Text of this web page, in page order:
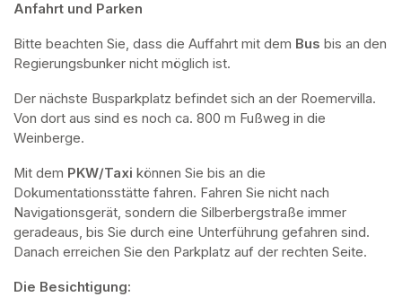
Anfahrt und Parken
Bitte beachten Sie, dass die Auffahrt mit dem Bus bis an den
Regierungsbunker nicht möglich ist.
Der nächste Busparkplatz befindet sich an der Roemervilla.
Von dort aus sind es noch ca. 800 m Fußweg in die
Weinberge.
Mit dem PKW/Taxi können Sie bis an die
Dokumentationsstätte fahren. Fahren Sie nicht nach
Navigationsgerät, sondern die Silberbergstraße immer
geradeaus, bis Sie durch eine Unterführung gefahren sind.
Danach erreichen Sie den Parkplatz auf der rechten Seite.
Die Besichtigung: